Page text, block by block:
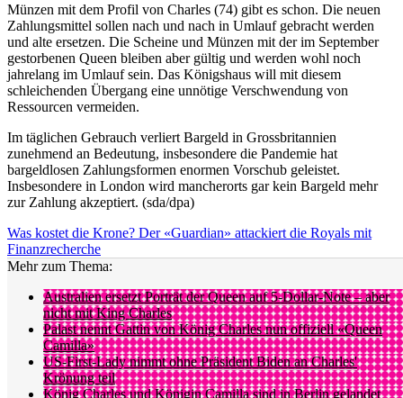
Münzen mit dem Profil von Charles (74) gibt es schon. Die neuen
Zahlungsmittel sollen nach und nach in Umlauf gebracht werden
und alte ersetzen. Die Scheine und Münzen mit der im September
gestorbenen Queen bleiben aber gültig und werden wohl noch
jahrelang im Umlauf sein. Das Königshaus will mit diesem
schleichenden Übergang eine unnötige Verschwendung von
Ressourcen vermeiden.
Im täglichen Gebrauch verliert Bargeld in Grossbritannien
zunehmend an Bedeutung, insbesondere die Pandemie hat
bargeldlosen Zahlungsformen enormen Vorschub geleistet.
Insbesondere in London wird mancherorts gar kein Bargeld mehr
zur Zahlung akzeptiert. (sda/dpa)
Was kostet die Krone? Der «Guardian» attackiert die Royals mit
Finanzrecherche
Mehr zum Thema:
Australien ersetzt Porträt der Queen auf 5-Dollar-Note – aber
nicht mit King Charles
Palast nennt Gattin von König Charles nun offiziell «Queen
Camilla»
US-First-Lady nimmt ohne Präsident Biden an Charles'
Krönung teil
König Charles und Königin Camilla sind in Berlin gelandet